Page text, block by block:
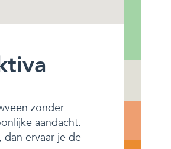
zonder
aandacht.
ervaar je de